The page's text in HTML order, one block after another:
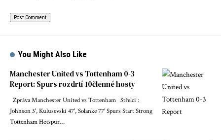
You Might Also Like
Manchester United vs Tottenham 0-3
Report: Spurs rozdrtí 10členné hosty
Zpráva Manchester United vs Tottenham Střelci :
Johnson 3', Kulusevski 47', Solanke 77' Spurs Start Strong
Tottenham Hotspur…